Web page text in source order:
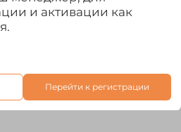
и активации как
Перейти к регистрации